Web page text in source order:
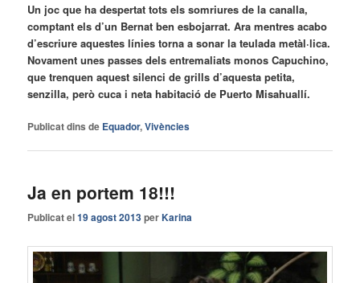
Un joc que ha despertat tots els somriures de la canalla,
comptant els d’un Bernat ben esbojarrat. Ara mentres acabo
d’escriure aquestes línies torna a sonar la teulada metàl·lica.
Novament unes passes dels entremaliats monos Capuchino,
que trenquen aquest silenci de grills d’aquesta petita,
senzilla, però cuca i neta habitació de Puerto Misahuallí.
Publicat dins de Equador,Vivències
Ja en portem 18!!!
Publicat el19 agost 2013perKarina